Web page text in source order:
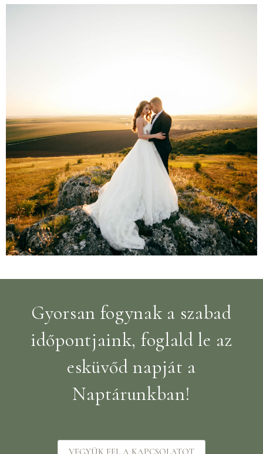
Gyorsan fogynak a szabad
időpontjaink, foglald le az
esküvőd napját a
Naptárunkban!
VEGYÜK FEL A KAPCSOLATOT